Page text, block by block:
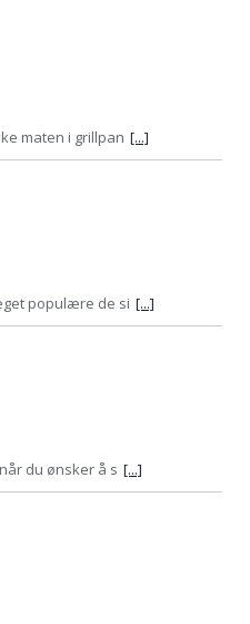
maten i grillpan [...]
populære de si [...]
du ønsker å s [...]